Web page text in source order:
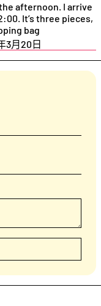
afternoon. I arrive
It’s three pieces,
bag
3月20日